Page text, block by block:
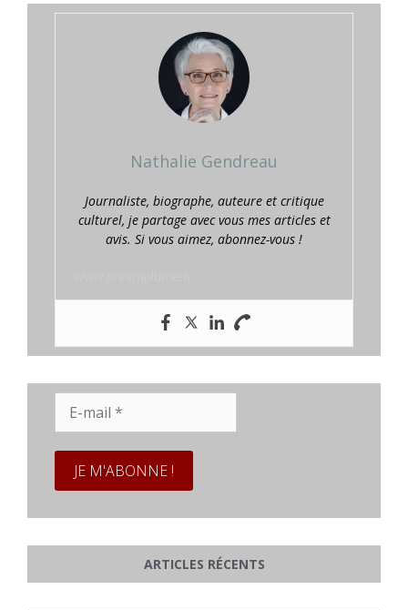
Nathalie Gendreau
Journaliste, biographe, auteure et critique
culturel, je partage avec vous mes articles et
avis. Si vous aimez, abonnez-vous !
mail
ARTICLES RÉCENTS